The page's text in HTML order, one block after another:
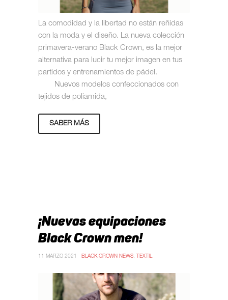
La comodidad y la libertad no están reñidas
con la moda y el diseño. La nueva colección
primavera-verano Black Crown, es la mejor
alternativa para lucir tu mejor imagen en tus
partidos y entrenamientos de pádel.
Nuevos modelos confeccionados con
tejidos de poliamida,
SABER MÁS
¡Nuevas equipaciones
Black Crown men!
11 MARZO 2021 BLACK CROWN NEWS, TEXTIL